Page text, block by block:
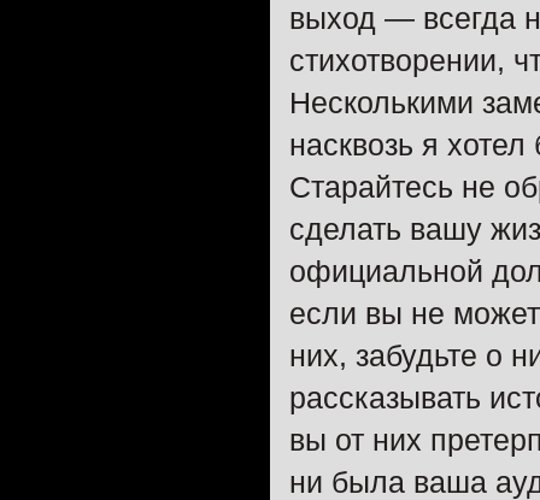
выход — всегда
стихотворении,
Несколькими
насквозь я хотел
Старайтесь не
сделать вашу
официальной
если вы не
них, забудьте о
рассказывать
вы от них
ни была ваша